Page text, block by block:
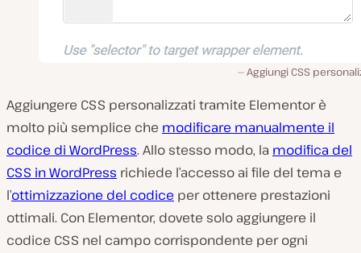
Aggiungi CSS
Aggiungere CSS personalizzati tramite Elementor è
molto più semplice che modificare manualmente il
codice di WordPress. Allo stesso modo, la modifica del
CSS in WordPress richiede l’accesso ai file del tema e
l’ottimizzazione del codice per ottenere prestazioni
ottimali. Con Elementor, dovete solo aggiungere il
codice CSS nel campo corrispondente per ogni